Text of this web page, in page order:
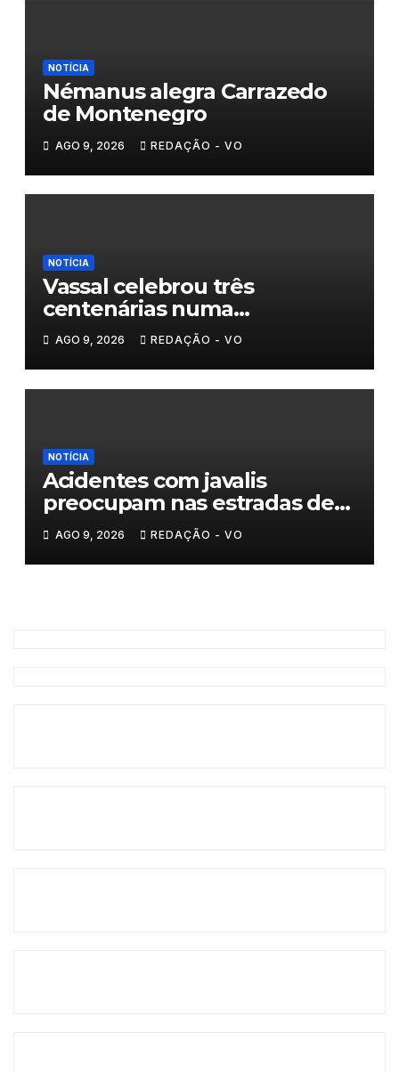
NOTÍCIA
Némanus alegra Carrazedo
de Montenegro
AGO 9, 2026 REDAÇÃO - VO
NOTÍCIA
Vassal celebrou três
centenárias numa
homenagem a um século de
histórias
AGO 9, 2026 REDAÇÃO - VO
NOTÍCIA
Acidentes com javalis
preocupam nas estradas de
Trás-os-Montes
AGO 9, 2026 REDAÇÃO - VO